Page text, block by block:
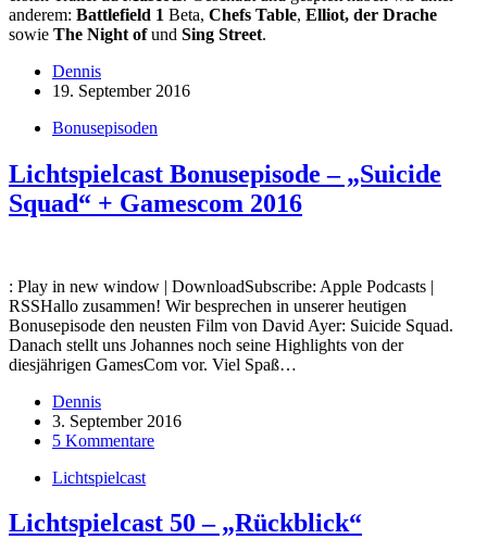
anderem: Battlefield 1 Beta, Chefs Table, Elliot, der Drache
sowie The Night ofund Sing Street.
Dennis
19. September 2016
Bonusepisoden
Lichtspielcast Bonusepisode – „Suicide
Squad“ + Gamescom 2016
: Play in new window | DownloadSubscribe: Apple Podcasts |
RSSHallo zusammen! Wir besprechen in unserer heutigen
Bonusepisode den neusten Film von David Ayer: Suicide Squad.
Danach stellt uns Johannes noch seine Highlights von der
diesjährigen GamesCom vor. Viel Spaß…
Dennis
3. September 2016
5 Kommentare
Lichtspielcast
Lichtspielcast 50 – „Rückblick“